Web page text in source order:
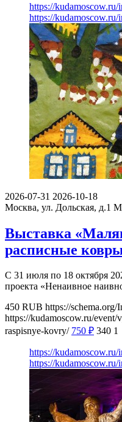
https://
https://
2026-07-31 2026-10-18
Москва, ул. Дольская, д.1
Выставка
расписные
С 31 июля по 18 октября
проекта «Ненаивное
450 RUB https://schema.org/
https://kudamoscow.ru/
raspisnye-kovry/ 750 ₽ 340 1
https://kudamoscow.ru/
https://kudamoscow.ru/